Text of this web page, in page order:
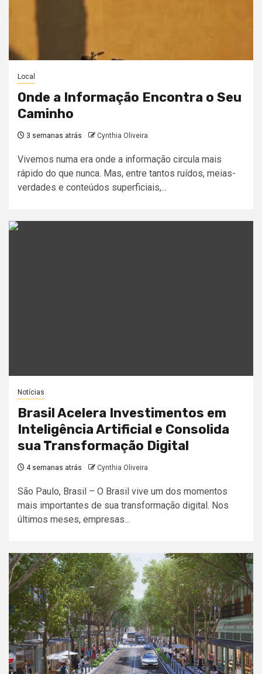
Local
Onde a Informação Encontra o Seu
Caminho
3 semanas atrás Cynthia Oliveira
Vivemos numa era onde a informação circula mais
rápido do que nunca. Mas, entre tantos ruídos, meias-
verdades e conteúdos superficiais,...
Notícias
Brasil Acelera Investimentos em
Inteligência Artificial e Consolida
sua Transformação Digital
4 semanas atrás Cynthia Oliveira
São Paulo, Brasil – O Brasil vive um dos momentos
mais importantes de sua transformação digital. Nos
últimos meses, empresas...